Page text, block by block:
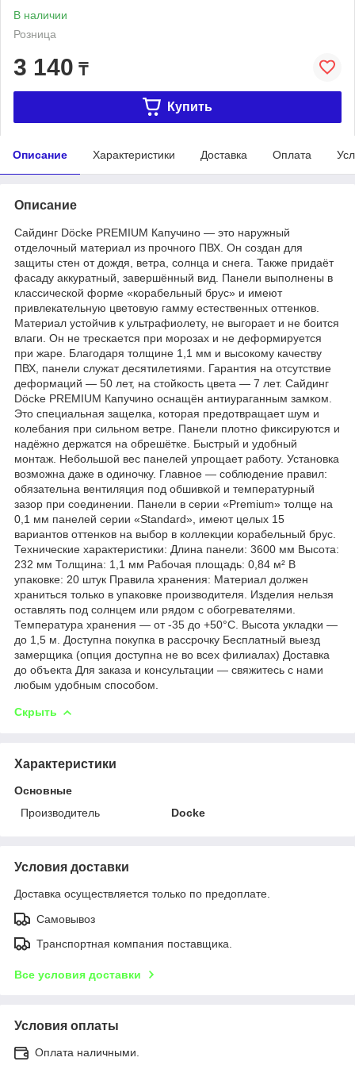
В наличии
Розница
3 140 ₸
Купить
Описание Характеристики Доставка Оплата
Описание
Сайдинг Döcke PREMIUM Капучино — это наружный
отделочный материал из прочного ПВХ. Он создан для
защиты стен от дождя, ветра, солнца и снега. Также придаёт
фасаду аккуратный, завершённый вид. Панели выполнены в
классической форме «корабельный брус» и имеют
привлекательную цветовую гамму естественных оттенков.
Материал устойчив к ультрафиолету, не выгорает и не боится
влаги. Он не трескается при морозах и не деформируется
при жаре. Благодаря толщине 1,1 мм и высокому качеству
ПВХ, панели служат десятилетиями. Гарантия на отсутствие
деформаций — 50 лет, на стойкость цвета — 7 лет. Сайдинг
Döcke PREMIUM Капучино оснащён антиураганным замком.
Это специальная защелка, которая предотвращает шум и
колебания при сильном ветре. Панели плотно фиксируются и
надёжно держатся на обрешётке. Быстрый и удобный
монтаж. Небольшой вес панелей упрощает работу. Установка
возможна даже в одиночку. Главное — соблюдение правил:
обязательна вентиляция под обшивкой и температурный
зазор при соединении. Панели в серии «Premium» толще на
0,1 мм панелей серии «Standard», имеют целых 15
вариантов оттенков на выбор в коллекции корабельный брус.
Технические характеристики: Длина панели: 3600 мм Высота:
232 мм Толщина: 1,1 мм Рабочая площадь: 0,84 м² В
упаковке: 20 штук Правила хранения: Материал должен
храниться только в упаковке производителя. Изделия нельзя
оставлять под солнцем или рядом с обогревателями.
Температура хранения — от -35 до +50°C. Высота укладки —
до 1,5 м. Доступна покупка в рассрочку Бесплатный выезд
замерщика (опция доступна не во всех филиалах) Доставка
до объекта Для заказа и консультации — свяжитесь с нами
любым удобным способом.
Скрыть
Характеристики
Основные
Производитель
Docke
Условия доставки
Доставка осуществляется только по предоплате.
Самовывоз
Транспортная компания поставщика.
Все условия доставки
Условия оплаты
Оплата наличными.